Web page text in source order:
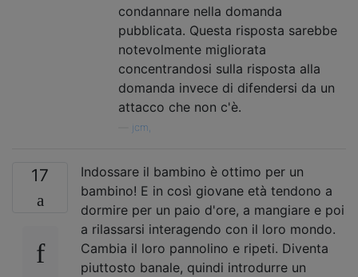
condannare nella domanda
pubblicata. Questa risposta sarebbe
notevolmente migliorata
concentrandosi sulla risposta alla
domanda invece di difendersi da un
attacco che non c'è.
jcm,
17
Indossare il bambino è ottimo per un
bambino! E in così giovane età tendono a
dormire per un paio d'ore, a mangiare e poi
a rilassarsi interagendo con il loro mondo.
Cambia il loro pannolino e ripeti. Diventa
piuttosto banale, quindi introdurre un